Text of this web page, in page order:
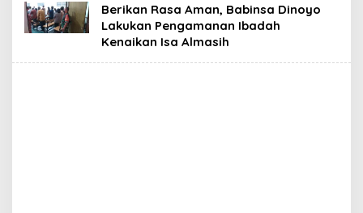
Berikan Rasa Aman, Babinsa Dinoyo
Lakukan Pengamanan Ibadah
Kenaikan Isa Almasih